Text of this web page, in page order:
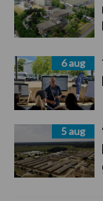
6 aug
5 aug